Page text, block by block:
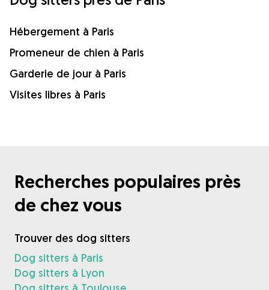
Hébergement à Paris
Promeneur de chien à Paris
Garderie de jour à Paris
Visites libres à Paris
Recherches populaires près
de chez vous
Trouver des dog sitters
Dog sitters à Paris
Dog sitters à Lyon